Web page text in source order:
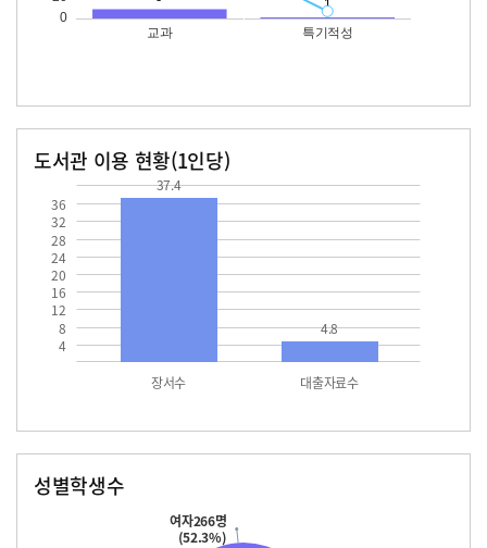
도서관 이용 현황(1인당)
4
8
12
16
20
24
28
32
36
장서수 대출자료수
37.4
4.8
성별학생수
여자266명
(52.3%)